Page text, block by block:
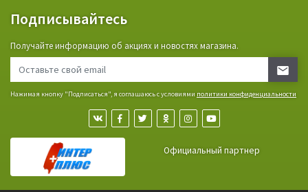
Подписывайтесь
Получайте информацию об акциях и новостях магазина.
Нажимая кнопку "Подписаться", я соглашаюсь с условиями политики конфиденциальности
Официальный партнер